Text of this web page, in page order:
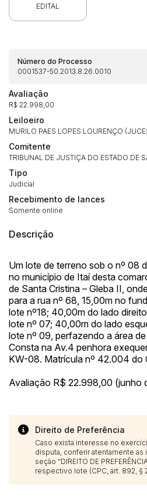
EDITAL
Número do Processo
0001537-50.2013.8.26.0010
Avaliação
R$ 22.998,00
Leiloeiro
MURILO PAES LOPES LOURENÇO
Comitente
TRIBUNAL DE JUSTIÇA DO ESTADO DE
Tipo
Judicial
Recebimento de lances
Somente online
Descrição
Um lote de terreno sob o nº 08
no município de Itaí desta
de Santa Cristina – Gleba II,
para a rua nº 68, 15,00m no
lote nº18; 40,00m do lado
lote nº 07; 40,00m do lado
lote nº 09, perfazendo a área
Consta na Av.4 penhora
KW-08. Matrícula nº 42.004 do
Avaliação R$ 22.998,00 (junho
Direito de Preferência
Caso exista interesse no
disputa, conferir atentamente
seção “DIREITO DE
respectivo lote (CPC, art. 892, §
Envie sua Proposta
(Art. 895, CPC)
Data
14/04/2025 18:43:11
Clique aqui para fazer login
Habilite-se para efetuar
propostas